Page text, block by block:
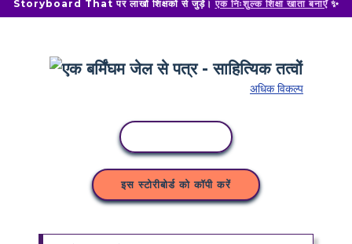
Storyboard That पर लाखों शिक्षकों से जुड़ें। एक निःशुल्क शिक्षा खाता बनाएँ✨
अधिक विकल्प
इस स्टोरीबोर्ड को कॉपी करें